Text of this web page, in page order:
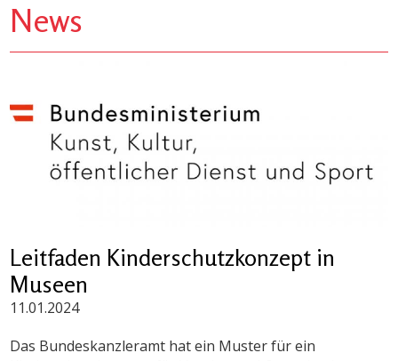
News
Leitfaden Kinderschutzkonzept in
Museen
11.01.2024
Das Bundeskanzleramt hat ein Muster für ein